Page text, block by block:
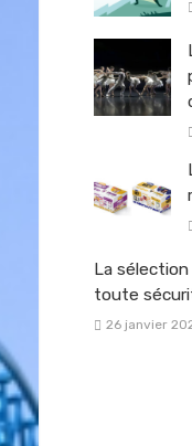
La sélection
toute
26 janvier